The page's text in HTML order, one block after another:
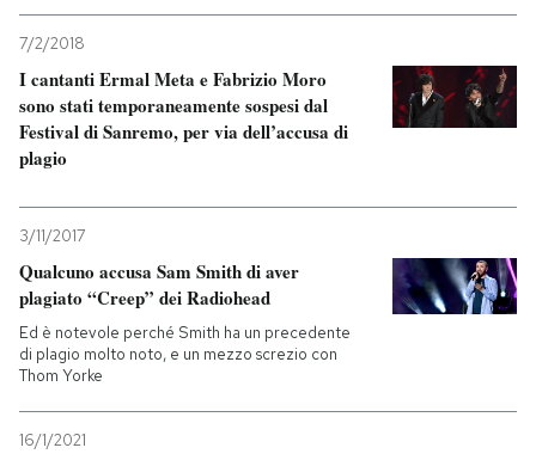
7/2/2018
I cantanti Ermal Meta e Fabrizio Moro
sono stati temporaneamente sospesi dal
Festival di Sanremo, per via dell’accusa di
plagio
3/11/2017
Qualcuno accusa Sam Smith di aver
plagiato “Creep” dei Radiohead
Ed è notevole perché Smith ha un precedente
di plagio molto noto, e un mezzo screzio con
Thom Yorke
16/1/2021